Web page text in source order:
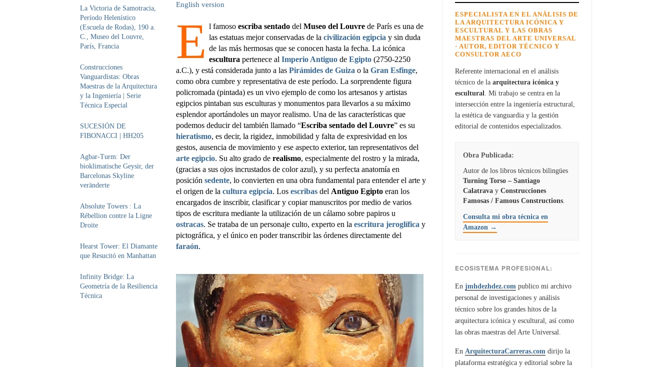
La Victoria de Samotracia,
Período Helenístico
(Escuela de Rodas), 190 a.
C., Museo del Louvre,
París, Francia
Construcciones
Vanguardistas: Obras
Maestras de la Arquitectura
y la Ingeniería | Serie
Técnica Especial
SUCESIÓN DE
FIBONACCI | HH205
Agbar-Turm: Der
bioklimatische Geysir, der
Barcelonas Skyline
veränderte
Absolute Towers : La
Rébellion contre la Ligne
Droite
Hearst Tower: El Diamante
que Resucitó en Manhattan
Infinity Bridge: La
Geometría de la Resiliencia
Técnica
English version
E l famoso escriba sentado del Museo del Louvre de París es una de
las estatuas mejor conservadas de la civilización egipcia y sin duda
de las más hermosas que se conocen hasta la fecha. La icónica
escultura pertenece al Imperio Antiguo de Egipto (2750-2250
a.C.), y está considerada junto a las Pirámides de Guiza o la Gran Esfinge,
como obra cumbre y representativa de este período. La sorprendente figura
policromada (pintada) es un vivo ejemplo de como los artesanos y artistas
egipcios pintaban sus esculturas y monumentos para llevarlos a su máximo
esplendor aportándoles un mayor realismo. Una de las características que
podemos deducir del también llamado “Escriba sentado del Louvre” es su
hieratismo, es decir, la rigidez, inmobilidad y falta de expresividad en los
gestos, ausencia de movimiento y ese aspecto exterior, tan representativos del
arte egipcio. Su alto grado de realismo, especialmente del rostro y la mirada,
(gracias a sus ojos incrustados de color azul), y su perfecta anatomía en
posición sedente, lo convierten en una obra fundamental para entender el arte y
el origen de la cultura egipcia. Los escribas del Antiguo Egipto eran los
encargados de inscribir, clasificar y copiar manuscritos por medio de varios
tipos de escritura mediante la utilización de un cálamo sobre papiros u
ostracas. Se trataba de un personaje culto, experto en la escritura jeroglífica y
pictográfica, y el único en poder transcribir las órdenes directamente del
faraón.
ESPECIALISTA EN EL ANÁLISIS DE
LA ARQUITECTURA ICÓNICA Y
ESCULTURAL Y LAS OBRAS
MAESTRAS DEL ARTE UNIVERSAL
· AUTOR, EDITOR TÉCNICO Y
CONSULTOR AECO
Referente internacional en el análisis
técnico de la arquitectura icónica y
escultural . Mi trabajo se centra en la
intersección entre la ingeniería estructural,
la estética de vanguardia y la gestión
editorial de contenidos especializados.
Obra Publicada:
Autor de los libros técnicos bilingües
Turning Torso – Santiago
Calatrava y Construcciones
Famosas / Famous Constructions
Consulta mi obra técnica en
Amazon →
ECOSISTEMA PROFESIONAL:
En jmhdezhdez.com publico mi archivo
personal de investigaciones y análisis
técnico sobre los grandes hitos de la
arquitectura icónica y escultural, así como
las obras maestras del Arte Universal.
En ArquitecturaCarreras.com dirijo la
plataforma estratégica y editorial sobre la